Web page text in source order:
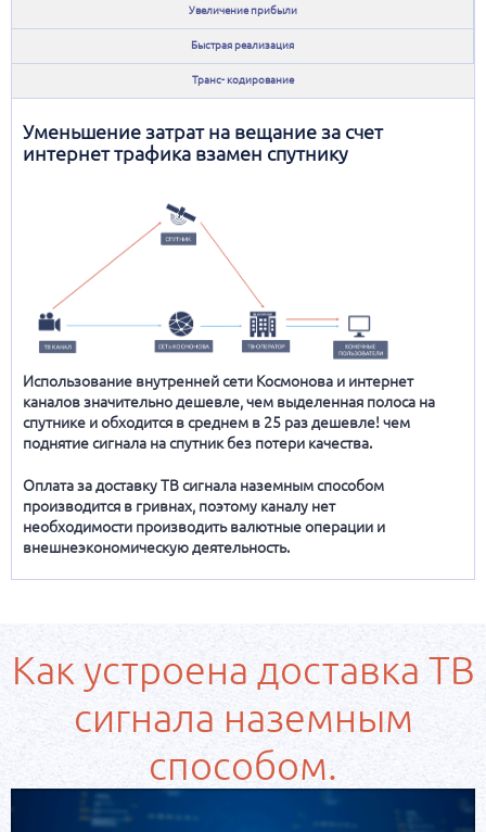
Увеличение прибыли
Быстрая реализация
Транс- кодирование
Уменьшение затрат на вещание за счет
интернет трафика взамен спутнику
Использование внутренней сети Космонова и интернет
каналов значительно дешевле, чем выделенная полоса на
спутнике и обходится в среднем в 25 раз дешевле!чем
поднятие сигнала на спутник без потери качества.
Оплата за доставку ТВ сигнала наземным способом
производится в гривнах, поэтому каналу нет
необходимости производить валютные операции и
внешнеэкономическую деятельность.
Как устроена доставка ТВ
сигнала наземным
способом.